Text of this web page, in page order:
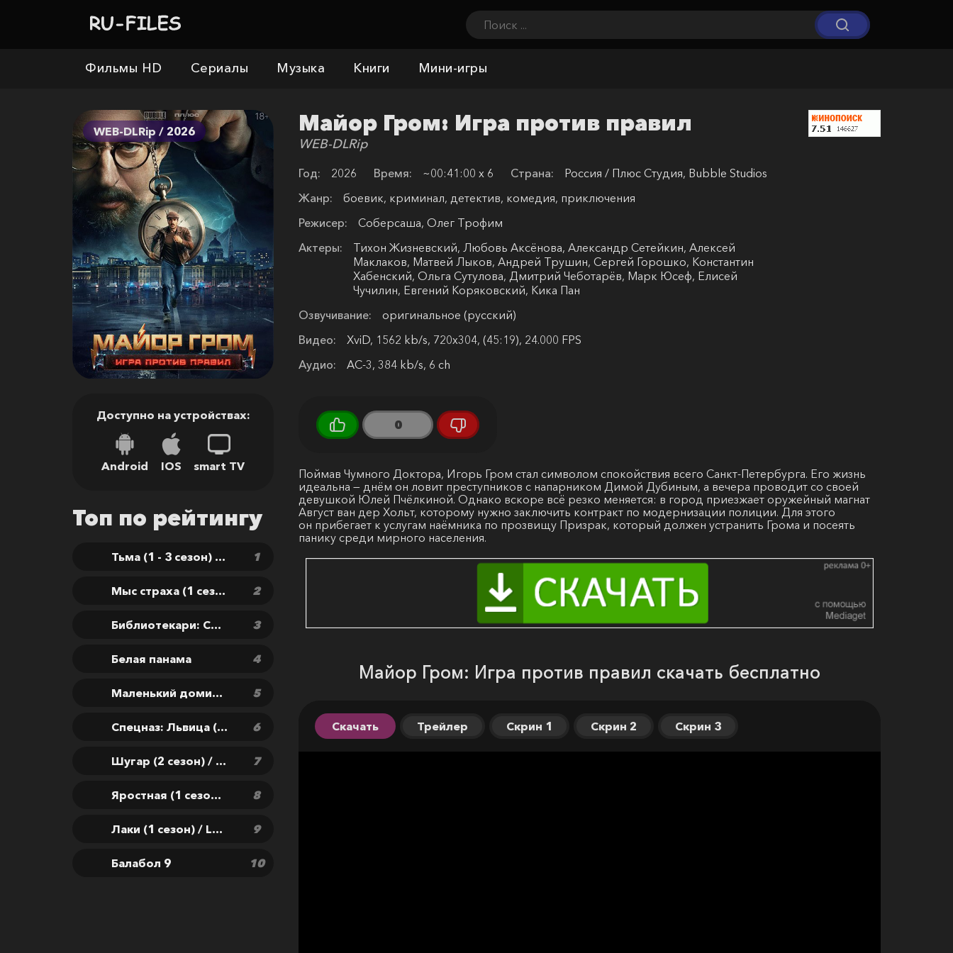
Фильмы HD Сериалы Музыка Книги Мини-игры
Майор Гром: Игра против правил
WEB-DLRip
Год: 2026 Время: ~00:41:00 х 6 Страна:
Россия / Плюс Студия, Bubble Studios
Жанр:
боевик, криминал, детектив, комедия, приключения
Режисер:
Соберсаша, Олег Трофим
Актеры:
Тихон Жизневский, Любовь Аксёнова, Александр Сетейкин, Алексей
Маклаков, Матвей Лыков, Андрей Трушин, Сергей Горошко, Константин
Хабенский, Ольга Сутулова, Дмитрий Чеботарёв, Марк Юсеф, Елисей
Чучилин, Евгений Коряковский, Кика Пан
Озвучивание:
оригинальное (русский)
Видео:
XviD, 1562 kb/s, 720x304, (45:19), 24.000 FPS
Аудио:
AC-3, 384 kb/s, 6 ch
0
Поймав Чумного Доктора, Игорь Гром стал символом спокойствия всего Санкт-Петербурга. Его жизнь
идеальна — днём он ловит преступников с напарником Димой Дубиным, а вечера проводит со своей
девушкой Юлей Пчёлкиной. Однако вскоре всё резко меняется: в город приезжает оружейный магнат
Август ван дер Хольт, которому нужно заключить контракт по модернизации полиции. Для этого
он прибегает к услугам наёмника по прозвищу Призрак, который должен устранить Грома и посеять
панику среди мирного населения.
Майор Гром: Игра против правил скачать бесплатно
Скачать Трейлер Скрин 1 Скрин 2 Скрин 3
WEB-DLRip / 2026
Доступно на устройствах:
Android IOS smart TV
Топ по рейтингу
Тьма (1 - 3 сезон) / Dark
Мыс страха (1 сезон) / Cape Fear
Библиотекари: Следующая глава (2 сезон) / The Librarians: The Next Chapter
Белая панама
Маленький домик в прериях (1 сезон) / Little House on the Prairie
Спецназ: Львица (3 сезон) / Special Ops: Lioness
Шугар (2 сезон) / Sugar
Яростная (1 сезон) / Furious
Лаки (1 сезон) / Lucky
Балабол 9